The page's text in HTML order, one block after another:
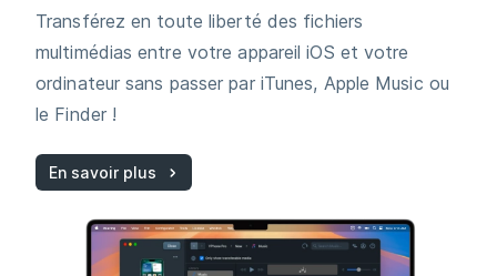
Transférez en toute liberté des fichiers
multimédias entre votre appareil iOS et votre
ordinateur sans passer par iTunes, Apple Music ou
le Finder !
En savoir plus